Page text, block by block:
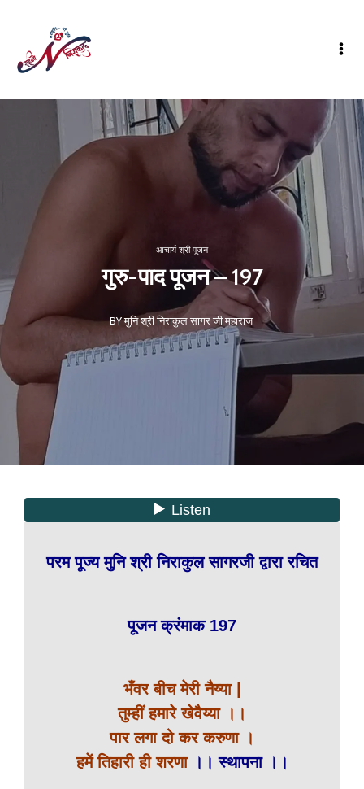
आचार्य श्री पूजन
गुरु-पाद पूजन – 197
BY मुनि श्री निराकुल सागर जी महाराज
परम पूज्य मुनि श्री निराकुल सागरजी द्वारा रचित
पूजन क्रंमाक 197
भँवर बीच मेरी नैय्या |
तुम्हीं हमारे खेवैय्या ।।
पार लगा दो कर करुणा ।
हमें तिहारी ही शरणा ।। स्थापना ।।